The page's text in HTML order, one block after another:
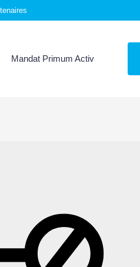
Mandat Primum Activ